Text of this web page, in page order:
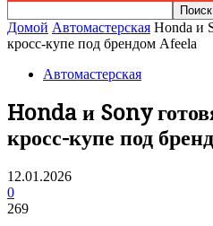
Домой Автомастерская Honda и
кросс-купе под брендом Afeela
Автомастерская
Honda и Sony
кросс-купе под
12.01.2026
0
269